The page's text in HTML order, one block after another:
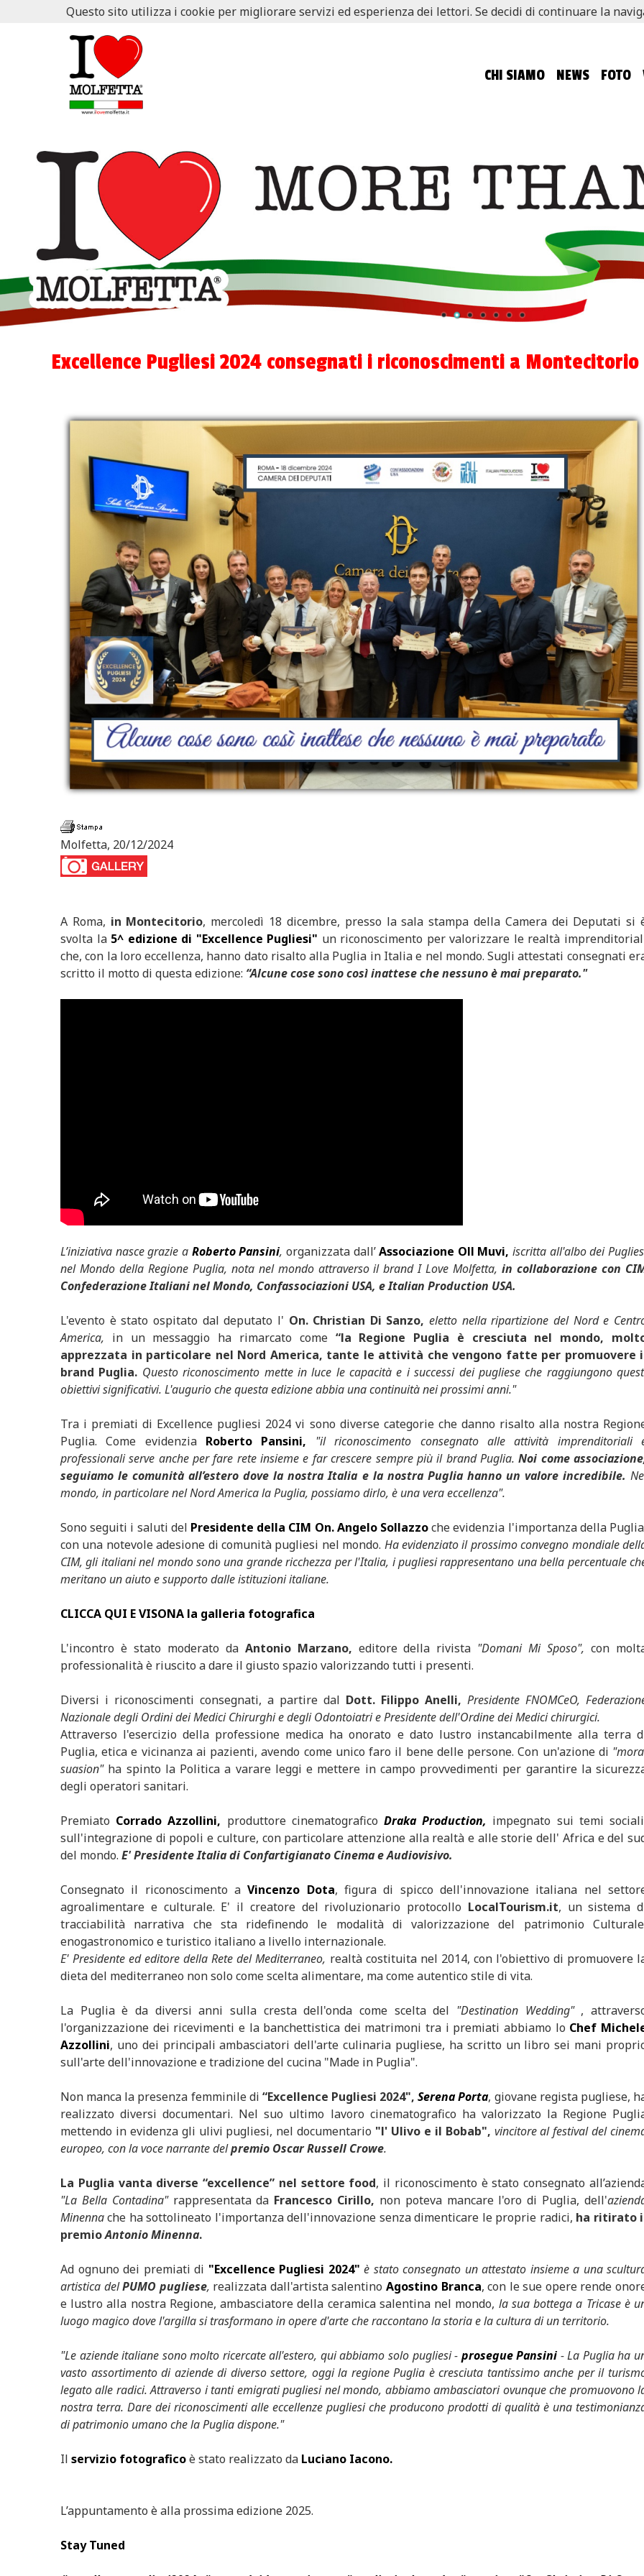
CHI SIAMO NEWS FOTO
Excellence Pugliesi 2024 consegnati i riconoscimenti a Montecitorio
Molfetta, 20/12/2024
A Roma, in Montecitorio, mercoledì 18 dicembre, presso la sala stampa della Camera dei Deputati si
svolta la 5^ edizione di "Excellence Pugliesi" un riconoscimento per valorizzare le realtà
che, con la loro eccellenza, hanno dato risalto alla Puglia in Italia e nel mondo. Sugli attestati consegnati
scritto il motto di questa edizione: “Alcune cose sono così inattese che nessuno è mai preparato."
L’iniziativa nasce grazie a Roberto Pansini, organizzata dall’Associazione Oll Muvi,iscritta all'albo dei
nel Mondo della Regione Puglia, nota nel mondo attraverso il brand I Love Molfetta,in collaborazione con
Confederazione Italiani nel Mondo, Confassociazioni USA, e Italian Production USA.
L'evento è stato ospitato dal deputato l' On. Christian Di Sanzo, eletto nella ripartizione del Nord e
America, in un messaggio ha rimarcato come “la Regione Puglia è cresciuta nel mondo,
apprezzata in particolare nel Nord America, tante le attività che vengono fatte per promuovere
brand Puglia. Questo riconoscimento mette in luce le capacità e i successi dei pugliese che raggiungono
obiettivi significativi. L'augurio che questa edizione abbia una continuità nei prossimi anni."
Tra i premiati di Excellence pugliesi 2024 vi sono diverse categorie che danno risalto alla nostra
Puglia. Come evidenzia Roberto Pansini,
"il riconoscimento consegnato alle attività imprenditoriali
professionali serve anche per fare rete insieme e far crescere sempre più il brand Puglia. Noi come
seguiamo le comunità all’estero dove la nostra Italia e la nostra Puglia hanno un valore incredibile.
mondo, in particolare nel Nord America la Puglia, possiamo dirlo, è una vera eccellenza".
Sono seguiti i saluti del Presidente della CIM On. Angelo Sollazzoche evidenzia l'importanza della
con una notevole adesione di comunità pugliesi nel mondo. Ha evidenziato il prossimo convegno mondiale
CIM, gli italiani nel mondo sono una grande ricchezza per l'Italia, i pugliesi rappresentano una bella percentuale
meritano un aiuto e supporto dalle istituzioni italiane.
CLICCA QUI E VISONA la galleria fotografica
L'incontro è stato moderato daAntonio Marzano, editore della rivista "Domani Mi Sposo",con
professionalità è riuscito a dare il giusto spazio valorizzando tutti i presenti.
Diversi i riconoscimenti consegnati, a partire dal Dott. Filippo Anelli, Presidente FNOMCeO,
Nazionale degli Ordini dei Medici Chirurghi e degli Odontoiatri e Presidente dell'Ordine dei Medici chirurgici.
Attraverso l'esercizio della professione medica ha onorato e dato lustro instancabilmente alla terra
Puglia, etica e vicinanza ai pazienti, avendo come unico faro il bene delle persone. Con un'azione di
suasion"ha spinto la Politica a varare leggi e mettere in campo provvedimenti per garantire la
degli operatori sanitari.
Premiato Corrado Azzollini, produttore cinematograficoDraka Production, impegnato sui temi
sull'integrazione di popoli e culture, con particolare attenzione alla realtà e alle storie dell' Africa e del
del mondo. E' Presidente Italia di Confartigianato Cinema e Audiovisivo.
Consegnato il riconoscimento aVincenzo Dota, figura di spicco dell'innovazione italiana nel
agroalimentare e culturale. E' il creatore del rivoluzionario protocollo LocalTourism.it, un sistema
tracciabilità narrativa che sta ridefinendo le modalità di valorizzazione del patrimonio
enogastronomico e turistico italiano a livello internazionale.
E' Presidente ed editore della Rete del Mediterraneo, realtà costituita nel 2014, con l'obiettivo di promuovere
dieta del mediterraneo non solo come scelta alimentare, ma come autentico stile di vita.
La Puglia è da diversi anni sulla cresta dell'onda come scelta del "Destination Wedding",
l'organizzazione dei ricevimenti e la banchettistica dei matrimoni tra i premiati abbiamo lo Chef
Azzollini, uno dei principali ambasciatori dell'arte culinaria pugliese, ha scritto un libro sei mani
sull'arte dell'innovazione e tradizione del cucina "Made in Puglia".
Non manca la presenza femminile di “Excellence Pugliesi 2024",Serena Porta, giovane regista pugliese,
realizzato diversi documentari. Nel suo ultimo lavoro cinematografico ha valorizzato la Regione
mettendo in evidenza gli ulivi pugliesi, nel documentario "l' Ulivo e il Bobab", vincitore al festival del
europeo, con la voce narrante delpremio Oscar Russell Crowe.
La Puglia vanta diverse “excellence” nel settore food, il riconoscimento è stato consegnato
"La Bella Contadina"rappresentata da Francesco Cirillo, non poteva mancare l'oro di Puglia, dell'
Minennache ha sottolineato l'importanza dell'innovazione senza dimenticare le proprie radici, ha ritirato
premioAntonio Minenna.
Ad ognuno dei premiati di "Excellence Pugliesi 2024" è stato consegnato un attestato insieme a una
artistica delPUMO pugliese, realizzata dall'artista salentinoAgostino Branca, con le sue opere rende
e lustro alla nostra Regione, ambasciatore della ceramica salentina nel mondo, la sua bottega a Tricase è
luogo magico dove l'argilla si trasformano in opere d'arte che raccontano la storia e la cultura di un territorio.
"Le aziende italiane sono molto ricercate all'estero, qui abbiamo solo pugliesi - prosegue Pansini - La Puglia ha
vasto assortimento di aziende di diverso settore, oggi la regione Puglia è cresciuta tantissimo anche per il
legato alle radici. Attraverso i tanti emigrati pugliesi nel mondo, abbiamo ambasciatori ovunque che promuovono
nostra terra. Dare dei riconoscimenti alle eccellenze pugliesi che producono prodotti di qualità è una
di patrimonio umano che la Puglia dispone."
Il servizio fotograficoè stato realizzato da Luciano Iacono.
L’appuntamento è alla prossima edizione 2025.
Stay Tuned
Questo sito utilizza i cookie per migliorare servizi ed esperienza dei lettori. Se decidi di continuare la